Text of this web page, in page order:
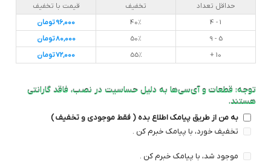
حداقل تعداد تخفیف
قیمت با تخفیف
1 - 4
40%
96,000تومان
5 - 9
50%
80,000تومان
10 +
55%
72,000تومان
توجه: قطعات و آی‌سی‌ها به دلیل حساسیت در نصب، فاقد گارانتی
هستند.
به من از طریق پیامک اطلاع بده ( فقط موجودی و تخفیف )
تخفیف خورد، با پیامک خبرم کن .
موجود شد، با پیامک خبرم کن .